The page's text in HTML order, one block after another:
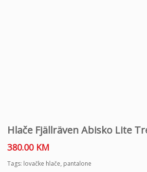
Hlače Fjällräven Abisko Lite
380.00 KM
Tags: lovačke hlače, pantalone